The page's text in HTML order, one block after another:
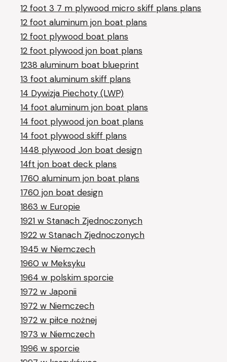
12 foot 3 7 m plywood micro skiff plans plans
12 foot aluminum jon boat plans
12 foot plywood boat plans
12 foot plywood jon boat plans
1238 aluminum boat blueprint
13 foot aluminum skiff plans
14 Dywizja Piechoty (LWP)
14 foot aluminum jon boat plans
14 foot plywood jon boat plans
14 foot plywood skiff plans
1448 plywood Jon boat design
14ft jon boat deck plans
1760 aluminum jon boat plans
1760 jon boat design
1863 w Europie
1921 w Stanach Zjednoczonych
1922 w Stanach Zjednoczonych
1945 w Niemczech
1960 w Meksyku
1964 w polskim sporcie
1972 w Japonii
1972 w Niemczech
1972 w piłce nożnej
1973 w Niemczech
1996 w sporcie